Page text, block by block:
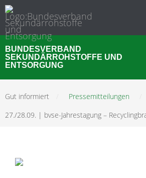
BUNDESVERBAND
SEKUNDÄRROHSTOFFE UND
ENTSORGUNG
Gut informiert Pressemitteilungen
27./28.09. | bvse-Jahrestagung –